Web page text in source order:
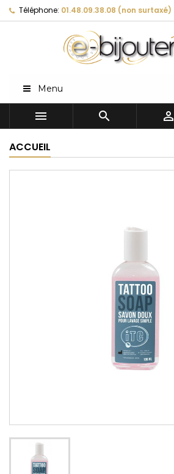
Téléphone: 01.48.09.38.08 (non surtaxé)
Menu
  
ACCUEIL